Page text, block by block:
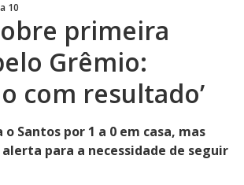
10
primeira
Grêmio:
com resultado’
Santos por 1 a 0 em casa, mas
para a necessidade de seguir